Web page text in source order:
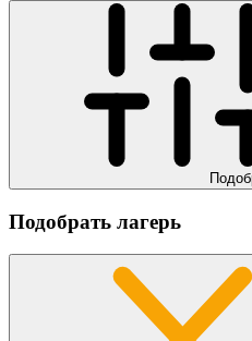
Подобрать лагерь